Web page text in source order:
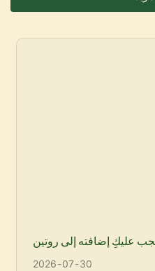
عليكِ إضافته إلى روتين
جمالكِ؟
2026 07 30